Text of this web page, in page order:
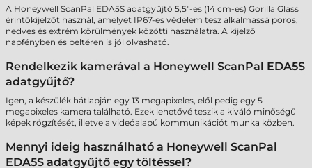
A Honeywell ScanPal EDA5S adatgyűjtő 5,5"-es (14 cm-es) Gorilla Glass
érintőkijelzőt használ, amelyet IP67-es védelem tesz alkalmassá poros,
nedves és extrém körülmények közötti használatra. A kijelző
napfényben és beltéren is jól olvasható.
Rendelkezik kamerával a Honeywell ScanPal EDA5S
adatgyűjtő?
Igen, a készülék hátlapján egy 13 megapixeles, elől pedig egy 5
megapixeles kamera található. Ezek lehetővé teszik a kiváló minőségű
képek rögzítését, illetve a videóalapú kommunikációt munka közben.
Mennyi ideig használható a Honeywell ScanPal
EDA5S adatgyűjtő egy töltéssel?